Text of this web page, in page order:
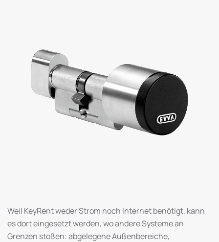
Weil KeyRent weder Strom noch Internet benötigt, kann
es dort eingesetzt werden, wo andere Systeme an
Grenzen stoßen: abgelegene Außenbereiche,